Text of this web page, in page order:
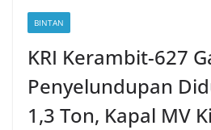
BINTAN
KRI Kerambit-627
Penyelundupan
1,3 Ton, Kapal MV